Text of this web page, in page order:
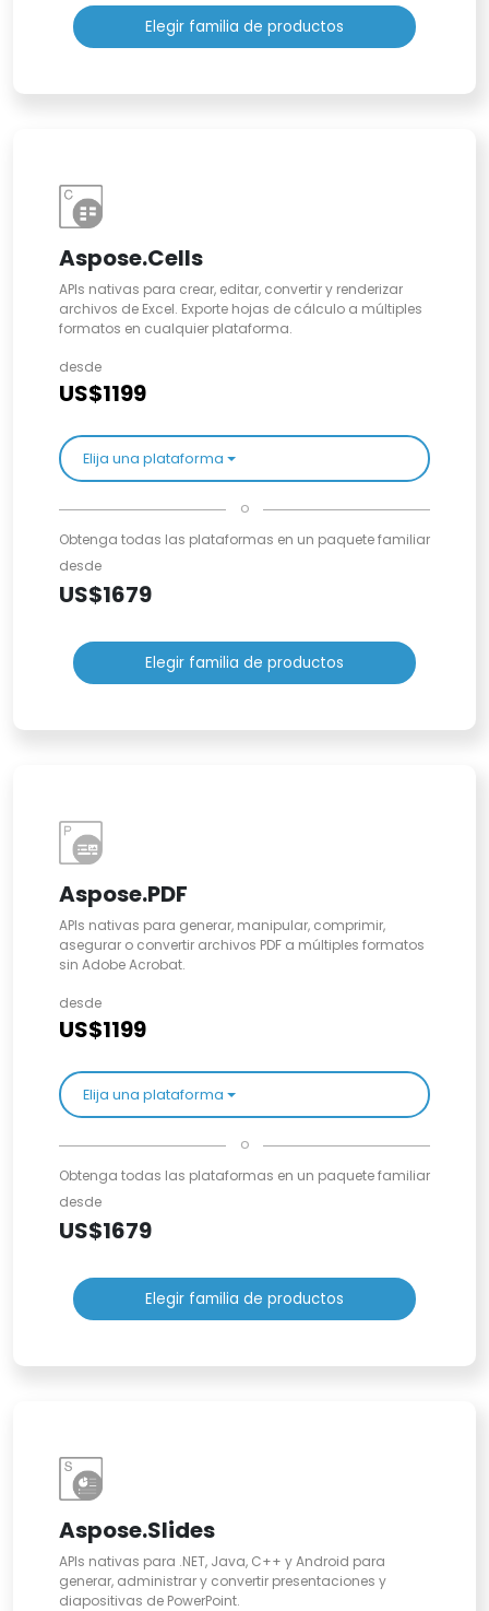
Elegir familia de productos
Aspose.Cells
APIs nativas para crear, editar, convertir y renderizar
archivos de Excel. Exporte hojas de cálculo a múltiples
formatos en cualquier plataforma.
desde
US$1199
Elija una plataforma
o
Obtenga todas las plataformas en un paquete familiar
desde
US$1679
Elegir familia de productos
Aspose.PDF
APIs nativas para generar, manipular, comprimir,
asegurar o convertir archivos PDF a múltiples formatos
sin Adobe Acrobat.
desde
US$1199
Elija una plataforma
o
Obtenga todas las plataformas en un paquete familiar
desde
US$1679
Elegir familia de productos
Aspose.Slides
APIs nativas para .NET, Java, C++ y Android para
generar, administrar y convertir presentaciones y
diapositivas de PowerPoint.